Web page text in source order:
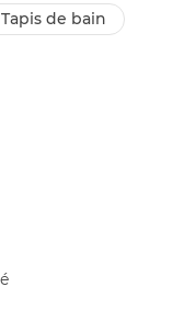
tapis de bain